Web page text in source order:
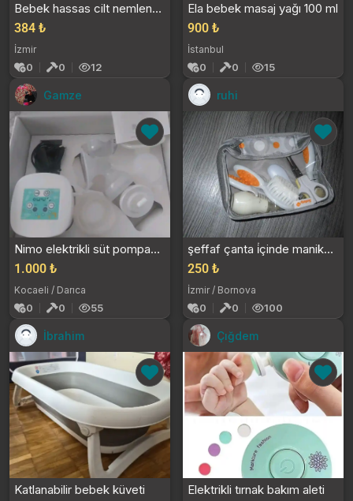
Bebek hassas cilt nemlendirici krem 40ml
384 ₺
İzmir
0 0 12
Ela bebek masaj yağı 100 ml
900 ₺
İstanbul
0 0 15
Gamze
Nimo elektrikli süt pompası seti
1.000 ₺
Kocaeli / Darıca
0 0 55
ruhi
şeffaf çanta i̇çinde manikür seti
250 ₺
İzmir / Bornova
0 0 100
İbrahim
Katlanabilir bebek küveti
Çığdem
Elektrikli tırnak bakım aleti